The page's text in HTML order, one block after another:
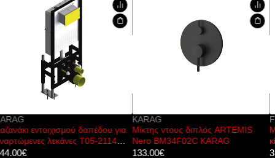
KARAG
Μίκτης ντους διπλός ARTEMIS
Nero BM34F02C KARAG
133.00
FERRO
Μπαταρία νιπτήρος με
κίνησης BBB101S FERRO
386.00